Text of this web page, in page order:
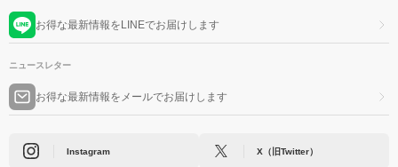
お得な最新情報をLINEでお届けします
ニュースレター
お得な最新情報をメールでお届けします
Instagram X（旧Twitter）